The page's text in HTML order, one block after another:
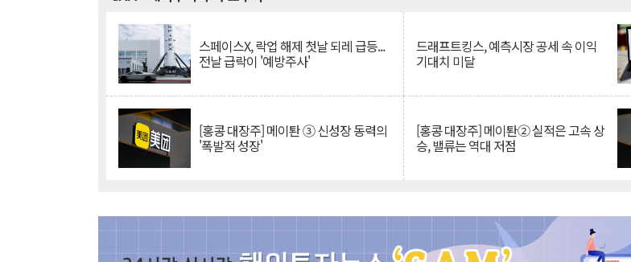
스페이스X, 락업 해제 첫날 되레 급등...
전날 급락이 '예방주사'
드래프트킹스, 예측시장 공세 속 이익
기대치 미달
[홍콩 대장주] 메이퇀 ③ 신성장 동력의
'폭발적 성장'
[홍콩 대장주] 메이퇀② 실적은 고속 상
승, 밸류는 역대 저점